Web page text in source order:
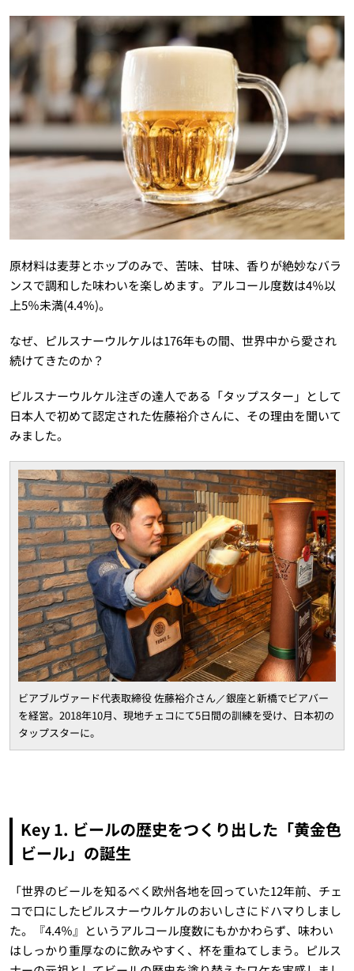
原材料は麦芽とホップのみで、苦味、甘味、香りが絶妙なバラ
ンスで調和した味わいを楽しめます。アルコール度数は4％以
上5％未満(4.4％)。
なぜ、ピルスナーウルケルは176年もの間、世界中から愛され
続けてきたのか？
ピルスナーウルケル注ぎの達人である「タップスター」として
日本人で初めて認定された佐藤裕介さんに、その理由を聞いて
みました。
ビアブルヴァード代表取締役 佐藤裕介さん／銀座と新橋でビアバー
を経営。2018年10月、現地チェコにて5日間の訓練を受け、日本初の
タップスターに。
Key 1. ビールの歴史をつくり出した「黄金色
ビール」の誕生
「世界のビールを知るべく欧州各地を回っていた12年前、チェ
コで口にしたピルスナーウルケルのおいしさにドハマりしまし
た。『4.4％』というアルコール度数にもかかわらず、味わい
はしっかり重厚なのに飲みやすく、杯を重ねてしまう。ピルス